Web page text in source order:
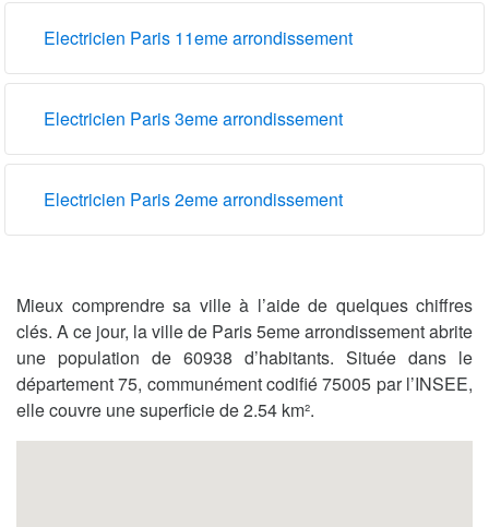
Electricien Paris 11eme arrondissement
Electricien Paris 3eme arrondissement
Electricien Paris 2eme arrondissement
Mieux comprendre sa ville à l’aide de quelques chiffres
clés. A ce jour, la ville de Paris 5eme arrondissement abrite
une population de 60938 d’habitants. Située dans le
département 75, communément codifié 75005 par l’INSEE,
elle couvre une superficie de 2.54 km².